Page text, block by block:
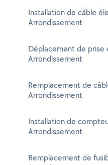
Installation de câble
Arrondissement
Déplacement de prise
Arrondissement
Remplacement de
Arrondissement
Installation de
Arrondissement
Remplacement de